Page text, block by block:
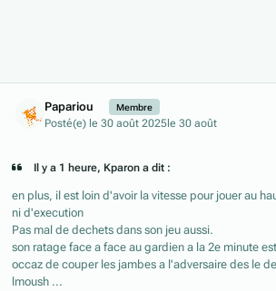
Papariou Membre
Posté(e) le 30 août 2025le 30 août
Il y a 1 heure, Kparon a dit :
en plus, il est loin d'avoir la vitesse pour jouer au
ni d'execution
Pas mal de dechets dans son jeu aussi.
son ratage face a face au gardien a la 2e minute
occaz de couper les jambes a l'adversaire des le
lmoush ...